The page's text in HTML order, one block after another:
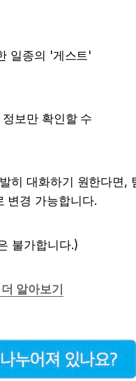
일종의 '게스트'
보만 확인할 수
히 대화하기 원한다면,
변경 가능합니다.
불가합니다.)
알아보기